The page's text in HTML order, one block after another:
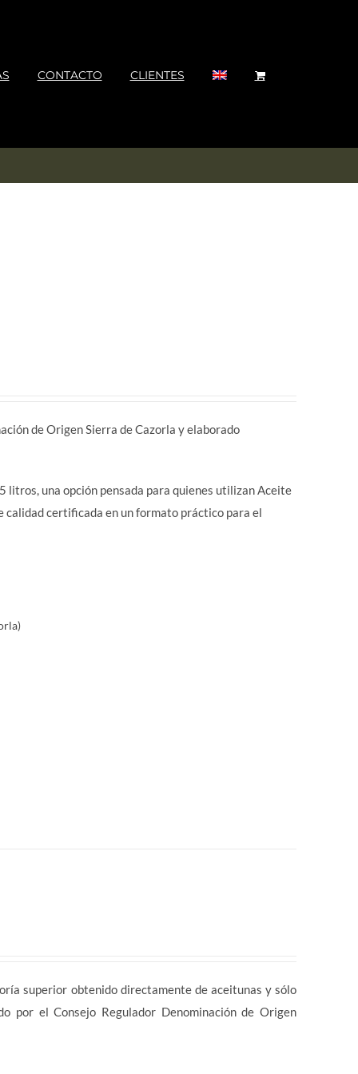
CONTACTO CLIENTES
de Origen Sierra de Cazorla y elaborado
litros, una opción pensada para quienes utilizan Aceite
certificada en un formato práctico para el
superior obtenido directamente de aceitunas y sólo
por el Consejo Regulador Denominación de Origen